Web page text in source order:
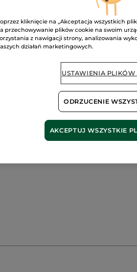
kliknięcie na „Akceptacja wszystkich
przechowywanie plików cookie na swoim
z nawigacji strony, analizowania
działań marketingowych.
USTAWIENIA PLIKÓW
ODRZUCENIE
AKCEPTUJ WSZYSTKIE